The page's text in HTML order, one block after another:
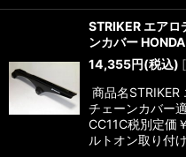
STRIKER エア
ンカバー
14,355円(税込) [
商品名
チェーンカバー
CC11C税別定価
ルトオン取り付